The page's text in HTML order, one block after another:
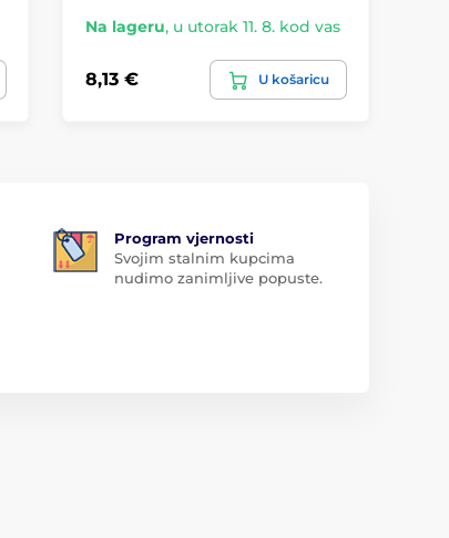
Na lageru, u utorak 11. 8. kod vas
8,13 € U košaricu
Program vjernosti
Svojim stalnim kupcima
nudimo zanimljive popuste.